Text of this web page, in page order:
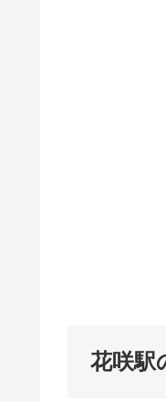
花咲駅